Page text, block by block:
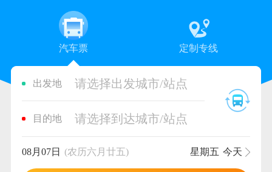
汽车票 定制专线
出发地 请选择出发城市/站点
目的地 请选择到达城市/站点
08月07日 (农历六月廿五) 星期五 今天